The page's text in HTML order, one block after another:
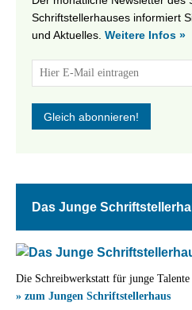
Schriftstellerhauses informiert
und Aktuelles. Weitere Infos »
Das Junge
Die Schreibwerkstatt für junge Talente
» zum Jungen Schriftstellerhaus